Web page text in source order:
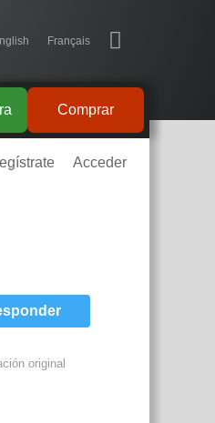
Français
Comprar
Acceder
original